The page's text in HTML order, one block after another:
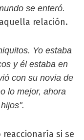
se enteró.
relación.
Yo estaba
y él estaba en
con su novia de
lo mejor, ahora
si se